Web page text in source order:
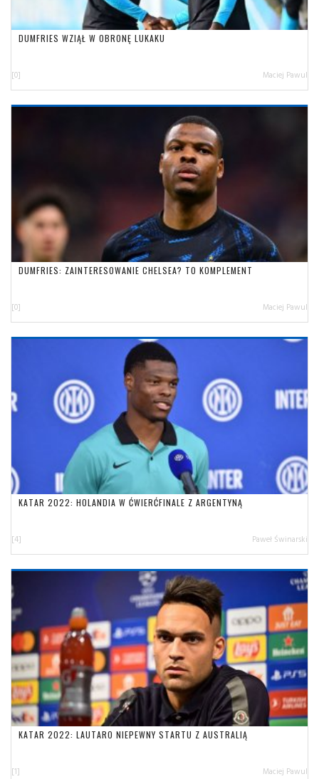
DUMFRIES WZIĄŁ W OBRONĘ LUKAKU
[0] Maciej Pawul
DUMFRIES: ZAINTERESOWANIE CHELSEA? TO KOMPLEMENT
[0] Maciej Pawul
KATAR 2022: HOLANDIA W ĆWIERĆFINALE Z ARGENTYNĄ
[4] Paweł Świnarski
KATAR 2022: LAUTARO NIEPEWNY STARTU Z AUSTRALIĄ
[1] Maciej Pawul